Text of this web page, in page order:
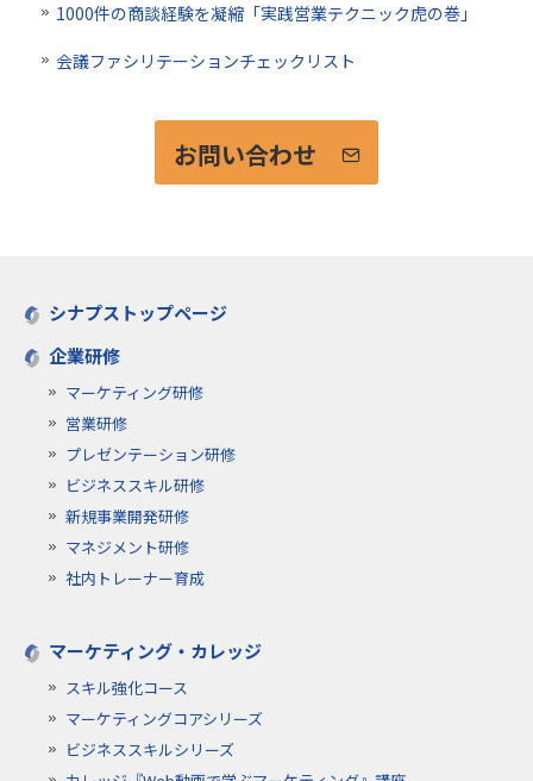
1000件の商談経験を凝縮「実践営業テクニック虎の巻」
会議ファシリテーションチェックリスト
お問い合わせ
シナプストップページ
企業研修
マーケティング研修
営業研修
プレゼンテーション研修
ビジネススキル研修
新規事業開発研修
マネジメント研修
社内トレーナー育成
マーケティング・カレッジ
スキル強化コース
マーケティングコアシリーズ
ビジネススキルシリーズ